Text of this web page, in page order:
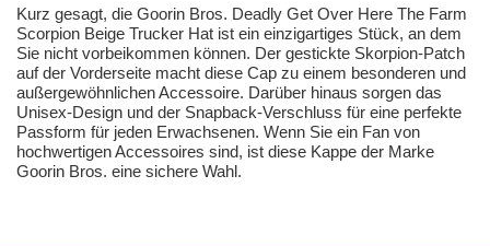
Kurz gesagt, die Goorin Bros. Deadly Get Over Here The Farm
Scorpion Beige Trucker Hat ist ein einzigartiges Stück, an dem
Sie nicht vorbeikommen können. Der gestickte Skorpion-Patch
auf der Vorderseite macht diese Cap zu einem besonderen und
außergewöhnlichen Accessoire. Darüber hinaus sorgen das
Unisex-Design und der Snapback-Verschluss für eine perfekte
Passform für jeden Erwachsenen. Wenn Sie ein Fan von
hochwertigen Accessoires sind, ist diese Kappe der Marke
Goorin Bros. eine sichere Wahl.